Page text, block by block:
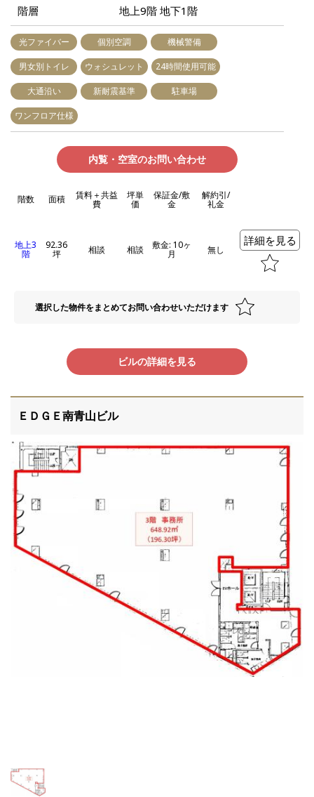
階層 地上9階 地下1階
光ファイバー 個別空調 機械警備
男女別トイレ ウォシュレット 24時間使用可能
大通沿い 新耐震基準 駐車場
ワンフロア仕様
内覧・空室のお問い合わせ
階数 面積 賃料＋共益
費
坪単
価
保証金/敷
金
解約引/
礼金
地上3
階
92.36
坪 相談 相談 敷金: 10ヶ
月 無し
詳細を見る
選択した物件をまとめてお問い合わせいただけます
ビルの詳細を見る
ＥＤＧＥ南青山ビル